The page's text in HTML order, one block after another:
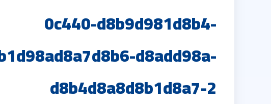
0c440-d8b9d981d8b4-
d8add98a-
d8b4d8a8d8b1d8a7-2